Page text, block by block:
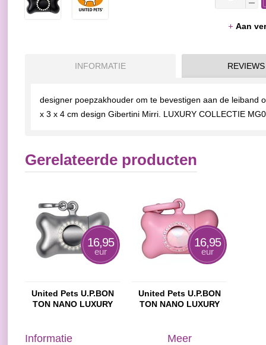
Aan
INFORMATIE REVIEWS
designer poepzakhouder om te bevestigen aan de leiband
x 3 x 4 cm design Gibertini Mirri. LUXURY COLLECTIE
Gerelateerde producten
16,95
eur
United Pets U.P.BON
TON NANO LUXURY
16,95
eur
United Pets U.P.BON
TON NANO LUXURY
Informatie Meer